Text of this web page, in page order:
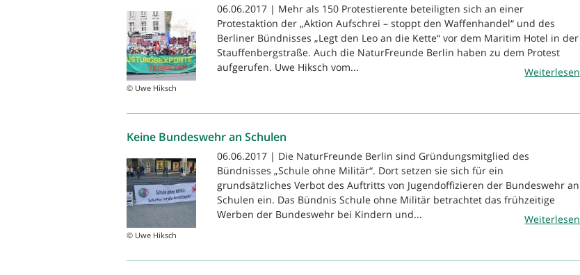
© Uwe Hiksch
06.06.2017 | Mehr als 150 Protestierente beteiligten sich an einer
Protestaktion der „Aktion Aufschrei – stoppt den Waffenhandel“ und des
Berliner Bündnisses „Legt den Leo an die Kette“ vor dem Maritim Hotel in der
Stauffenbergstraße. Auch die NaturFreunde Berlin haben zu dem Protest
aufgerufen. Uwe Hiksch vom...
Weiterlesen
Keine Bundeswehr an Schulen
© Uwe Hiksch
06.06.2017 | Die NaturFreunde Berlin sind Gründungsmitglied des
Bündnisses „Schule ohne Militär“. Dort setzen sie sich für ein
grundsätzliches Verbot des Auftritts von Jugendoffizieren der Bundeswehr an
Schulen ein. Das Bündnis Schule ohne Militär betrachtet das frühzeitige
Werben der Bundeswehr bei Kindern und...
Weiterlesen